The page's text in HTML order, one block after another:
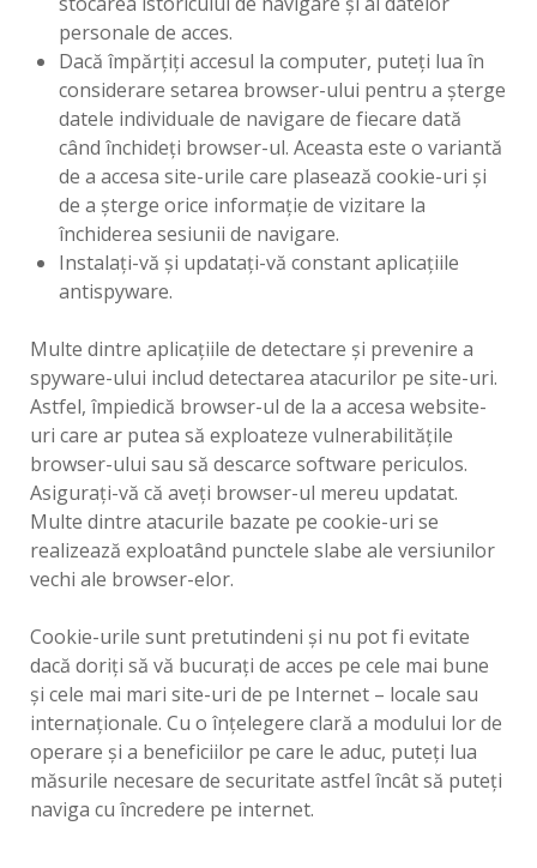
personale de acces.
Dacă împărţiţi accesul la computer, puteţi lua în
considerare setarea browser-ului pentru a şterge
datele individuale de navigare de fiecare dată
când închideţi browser-ul. Aceasta este o variantă
de a accesa site-urile care plasează cookie-uri şi
de a şterge orice informaţie de vizitare la
închiderea sesiunii de navigare.
Instalaţi-vă şi updataţi-vă constant aplicaţiile
antispyware.
Multe dintre aplicaţiile de detectare şi prevenire a
spyware-ului includ detectarea atacurilor pe site-uri.
Astfel, împiedică browser-ul de la a accesa website-
uri care ar putea să exploateze vulnerabilităţile
browser-ului sau să descarce software periculos.
Asiguraţi-vă că aveţi browser-ul mereu updatat.
Multe dintre atacurile bazate pe cookie-uri se
realizează exploatând punctele slabe ale versiunilor
vechi ale browser-elor.
Cookie-urile sunt pretutindeni şi nu pot fi evitate
dacă doriţi să vă bucuraţi de acces pe cele mai bune
şi cele mai mari site-uri de pe Internet – locale sau
internaţionale. Cu o înţelegere clară a modului lor de
operare şi a beneficiilor pe care le aduc, puteţi lua
măsurile necesare de securitate astfel încât să puteţi
naviga cu încredere pe internet.